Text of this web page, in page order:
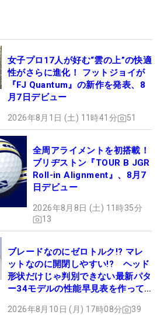
女子プロ17人が好む“雲の上”の快適
性がさらに進化！ フットジョイが
『FJ Quantum』の新作を発表、8
月7日デビュー
2026年8月1日 (土) 11時41分 51
全周アライメントを初搭載！
ブリヂストン『TOUR B JGR
Roll-in Alignment』、8月7
日デビュー
2026年8月8日 (土) 11時35分
13
ブレードなのにゼロトルク!? マレ
ットなのに開閉しやすい!? ヘッド
形状だけじゃ判別できない最新パタ
ー34モデルの性能早見表を作って
2026年8月10日 (月) 17時08分 39